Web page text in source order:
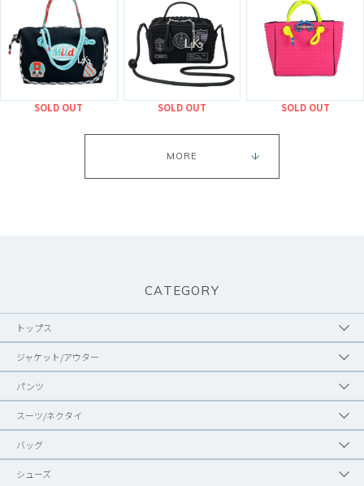
SOLD OUT SOLD OUT SOLD OUT
MORE
CATEGORY
トップス
ジャケット/アウター
パンツ
スーツ/ネクタイ
バッグ
シューズ